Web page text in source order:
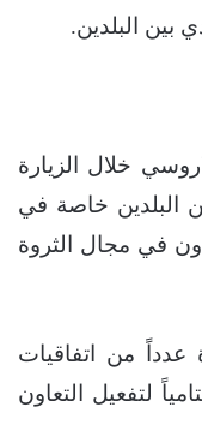
بين البلدين.
خلال الزيارة
البلدين خاصة في
في مجال الثروة
عدداً من اتفاقيات
لتفعيل التعاون